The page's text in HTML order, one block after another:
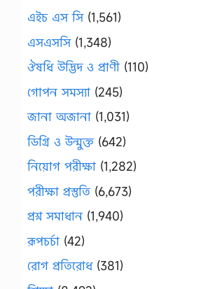
এইচ এস সি(1,561)
এসএসসি(1,348)
ঔষধি উদ্ভিদ ও প্রাণী (110)
গোপন সমস্যা (245)
জানা অজানা (1,031)
ডিগ্রি ও উন্মুক্ত (642)
নিয়োগ পরীক্ষা (1,282)
পরীক্ষা প্রস্তুতি (6,673)
প্রশ্ন সমাধান (1,940)
রূপচর্চা (42)
রোগ প্রতিরোধ(381)